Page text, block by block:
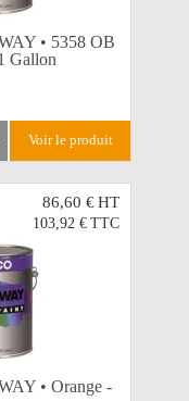
• 5358 OB
Gallon
voir le produit
86,60 €HT
103,92 € TTC
• Orange -